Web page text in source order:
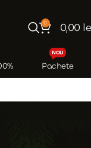
0 0,00
Pachete
NOU